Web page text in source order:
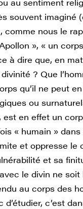
souvent imaginé
comme nous le
», « un
à dire que, en
? Que
qu’il ne peut
ou
en effet un
« humain »
et oppresse le
et sa
le divin ne soit
au corps des
d’étudier, c’est